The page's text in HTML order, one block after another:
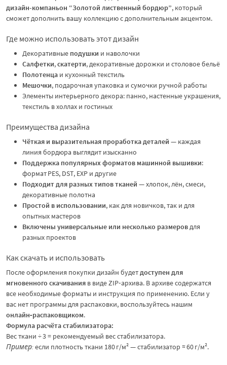
дизайн-компаньон “Золотой лиственный бордюр”, который
сможет дополнить вашу коллекцию с дополнительным акцентом.
Где можно использовать этот дизайн
Декоративные подушки и наволочки
Салфетки,скатерти, декоративные дорожки и столовое бельё
Полотенца и кухонный текстиль
Мешочки, подарочная упаковка и сумочки ручной работы
Элементы интерьерного декора: панно, настенные украшения,
текстиль в холлах и гостиных
Преимущества дизайна
Чёткая и выразительная проработка деталей — каждая
линия бордюра выглядит изысканно
Поддержка популярных форматов машинной вышивки:
формат PES, DST, EXP и другие
Подходит для разных типов тканей — хлопок, лён, смеси,
декоративные полотна
Простой в использовании, как для новичков, так и для
опытных мастеров
Включены универсальные или несколько размеров для
разных проектов
Как скачать и использовать
После оформления покупки дизайн будет доступен для
мгновенного скачивания в виде ZIP‑архива. В архиве содержатся
все необходимые форматы и инструкция по применению. Если у
вас нет программы для распаковки, воспользуйтесь нашим
онлайн‑распаковщиком.
Формула расчёта стабилизатора:
Вес ткани ÷ 3 = рекомендуемый вес стабилизатора.
Пример:если плотность ткани 180 г/м² — стабилизатор ≈ 60 г/м².